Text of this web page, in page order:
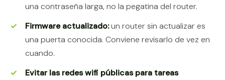
una contraseña larga, no la pegatina del router.
Firmware actualizado:un router sin actualizar es
una puerta conocida. Conviene revisarlo de vez en
cuando.
Evitar las redes wifi públicas para tareas